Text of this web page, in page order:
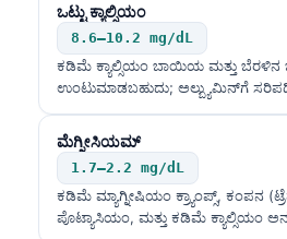
ಒಟ್ಟು ಕ್ಯಾಲ್ಸಿಯಂ
8.6–10.2 mg/dL
ಕಡಿಮೆ ಕ್ಯಾಲ್ಸಿಯಂ ಬಾಯಿಯ ಮತ್ತು ಬೆರಳಿನ
ಉಂಟುಮಾಡಬಹುದು; ಅಲ್ಬ್ಯುಮಿನ್‌ಗೆ
ಮೆಗ್ನೀಸಿಯಮ್
1.7–2.2 mg/dL
ಕಡಿಮೆ ಮ್ಯಾಗ್ನೀಷಿಯಂ ಕ್ರ್ಯಾಂಪ್ಸ್, ಕಂಪನ
ಪೊಟ್ಯಾಸಿಯಂ, ಮತ್ತು ಕಡಿಮೆ ಕ್ಯಾಲ್ಸಿಯಂ
Română
简体中文
فارسی
Български
Dansk
Nederlands
हिन्दी